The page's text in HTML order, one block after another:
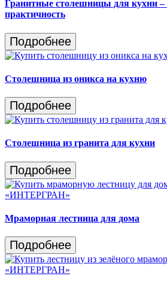
Гранитные столешницы для кухни –
практичность
Подробнее
Столешница из оникса на кухню
Подробнее
Столешница из гранита для кухни
Подробнее
Мраморная лестница для дома
Подробнее